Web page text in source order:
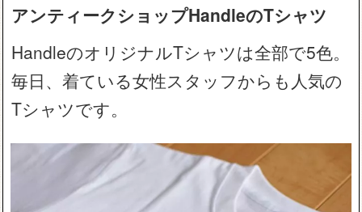
アンティークショップHandleのTシャツ
HandleのオリジナルTシャツは全部で5色。
毎日、着ている女性スタッフからも人気の
Tシャツです。